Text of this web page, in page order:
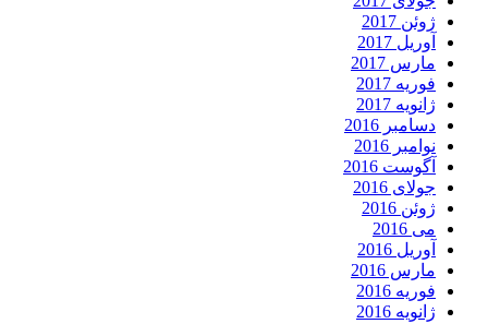
ژوئن 2017
آوریل 2017
مارس 2017
فوریه 2017
ژانویه 2017
دسامبر 2016
نوامبر 2016
آگوست 2016
جولای 2016
ژوئن 2016
می 2016
آوریل 2016
مارس 2016
فوریه 2016
ژانویه 2016